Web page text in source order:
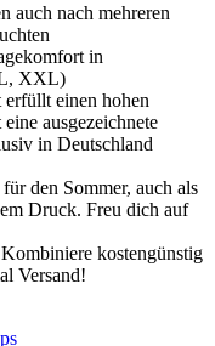
auch nach mehreren
in
XXL)
einen hohen
ausgezeichnete
in Deutschland
den Sommer, auch als
Druck. Freu dich auf
kostengünstig
Versand!